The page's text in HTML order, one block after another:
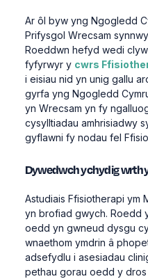
Ar ôl byw yng Ngogledd
Prifysgol Wrecsam
Roeddwn hefyd wedi
fyfyrwyr y cwrs
i eisiau nid yn unig gallu
gyrfa yng Ngogledd
yn Wrecsam yn fy
cysylltiadau amhrisiadwy
gyflawni fy nodau fel
Dywedwch ychydig
Astudiais Ffisiotherapi ym
yn brofiad gwych. Roedd
oedd yn gwneud dysgu
wnaethom ymdrin â
adsefydlu i asesiadau
pethau gorau oedd y